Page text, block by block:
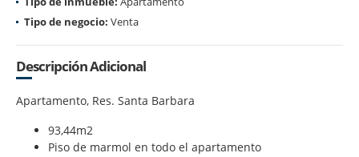
Tipo de negocio: Venta
Descripción Adicional
Apartamento, Res. Santa Barbara
93,44m2
Piso de marmol en todo el apartamento